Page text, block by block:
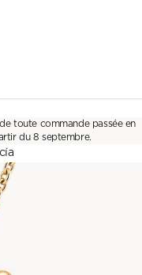
toute commande passée en
du 8 septembre.